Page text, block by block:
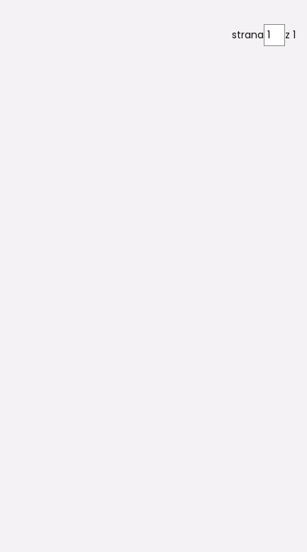
strana z 1